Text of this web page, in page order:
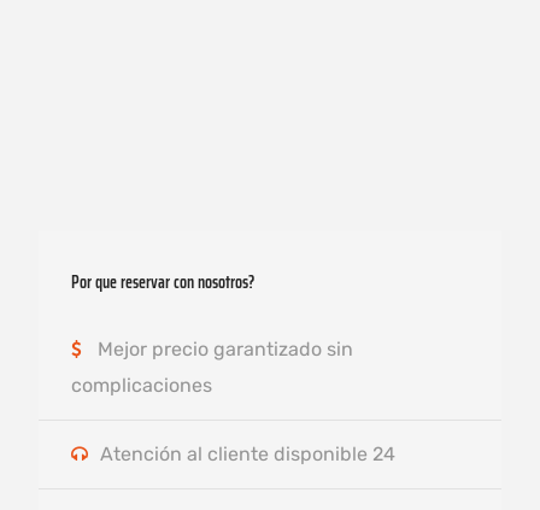
Por que reservar con nosotros?
Mejor precio garantizado sin
complicaciones
Atención al cliente disponible 24